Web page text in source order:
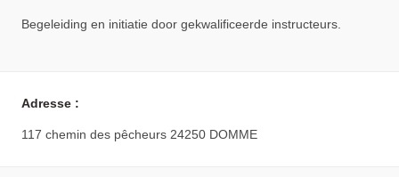
Begeleiding en initiatie door gekwalificeerde instructeurs.
Adresse :
117 chemin des pêcheurs 24250 DOMME